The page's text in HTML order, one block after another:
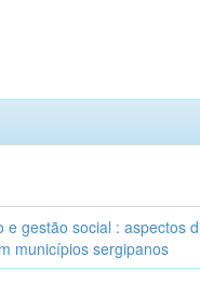
e gestão social : aspectos
municípios sergipanos